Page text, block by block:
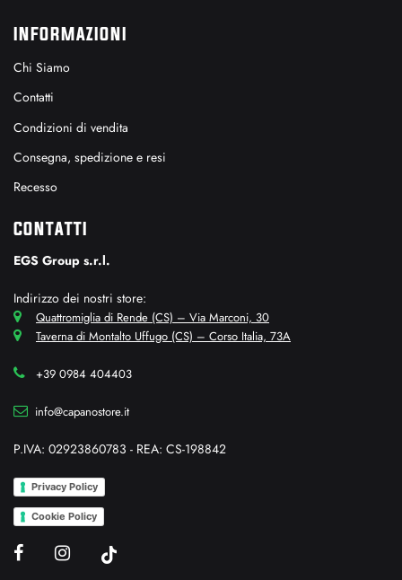
INFORMAZIONI
Chi Siamo
Contatti
Condizioni di vendita
Consegna, spedizione e resi
Recesso
CONTATTI
EGS Group s.r.l.
Indirizzo dei nostri store:
Quattromiglia di Rende (CS) – Via Marconi, 30
Taverna di Montalto Uffugo (CS) – Corso Italia, 73A
+39 0984 404403
info@capanostore.it
P.IVA: 02923860783 - REA: CS-198842
Privacy Policy
Cookie Policy